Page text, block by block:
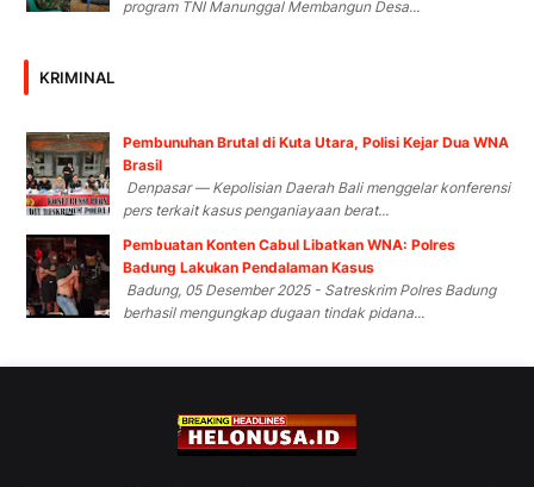
program TNI Manunggal Membangun Desa...
KRIMINAL
Pembunuhan Brutal di Kuta Utara, Polisi Kejar Dua WNA
Brasil
Denpasar — Kepolisian Daerah Bali menggelar konferensi
pers terkait kasus penganiayaan berat...
Pembuatan Konten Cabul Libatkan WNA: Polres
Badung Lakukan Pendalaman Kasus
Badung, 05 Desember 2025 - Satreskrim Polres Badung
berhasil mengungkap dugaan tindak pidana...